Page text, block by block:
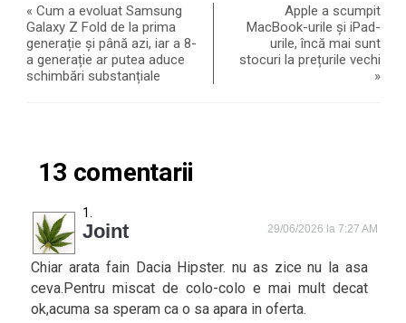
«Cum a evoluat Samsung
Galaxy Z Fold de la prima
generație și până azi, iar a 8-
a generație ar putea aduce
schimbări substanțiale
Apple a scumpit
MacBook-urile și iPad-
urile, încă mai sunt
stocuri la prețurile vechi
»
13 comentarii
Joint 29/06/2026 la 7:27 AM
Chiar arata fain Dacia Hipster. nu as zice nu la asa
ceva.Pentru miscat de colo-colo e mai mult decat
ok,acuma sa speram ca o sa apara in oferta.